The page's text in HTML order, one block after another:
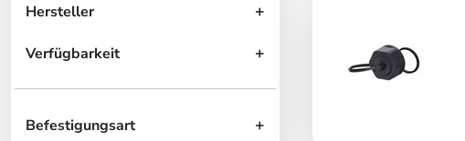
Hersteller
Verfügbarkeit
Befestigungsart